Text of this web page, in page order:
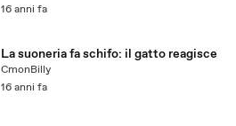
16 anni fa
La suoneria fa schifo: il gatto reagisce
CmonBilly
16 anni fa